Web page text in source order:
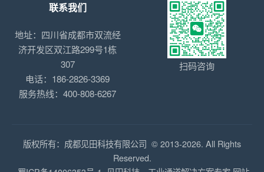
联系我们
地址：四川省成都市双流经
济开发区双江路299号1栋
307
电话：186-2826-3369
服务热线：400-808-6267
扫码咨询
版权所有：成都见田科技有限公司 © 2013-2026. All Rights
Reserved.